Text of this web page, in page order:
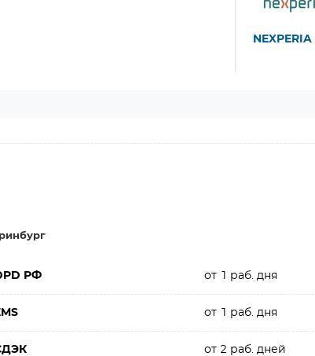
NEXPERIA
РФ от 1 раб. дня
от 1 раб. дня
от 2 раб. дней